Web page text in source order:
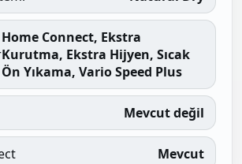
Home Connect, Ekstra
Kurutma, Ekstra Hijyen, Sıcak
Ön Yıkama, Vario Speed Plus
Mevcut değil
Mevcut